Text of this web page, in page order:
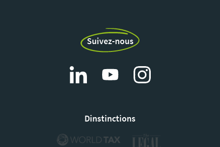
Suivez-nous
Dinstinctions